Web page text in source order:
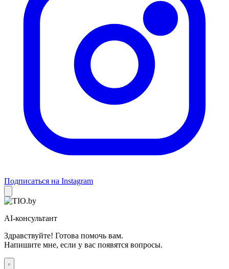
Подписаться на Instagram
AI-консультант
Здравствуйте! Готова помочь вам.
Напишите мне, если у вас появятся вопросы.